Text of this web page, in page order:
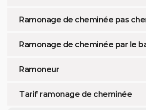
Ramonage de cheminée pas
Ramonage de cheminée par le
Ramoneur
Tarif ramonage de cheminée